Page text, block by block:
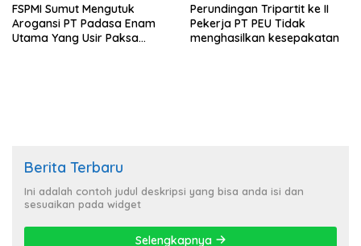
FSPMI Sumut Mengutuk
Arogansi PT Padasa Enam
Utama Yang Usir Paksa
Perundingan Tripartit ke II
Pekerja PT PEU Tidak
menghasilkan kesepakatan
Berita Terbaru
Ini adalah contoh judul deskripsi yang bisa anda isi dan
sesuaikan pada widget
Selengkapnya